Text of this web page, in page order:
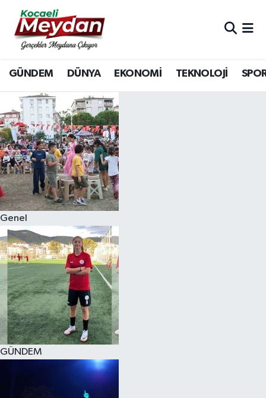
GÜNDEM DÜNYA EKONOMİ TEKNOLOJİ
Genel
GÜNDEM
Nöbetçi Eczaneler
Hava Durumu
Trafik Durumu
Süper Lig Puan Durumu ve Fikstür
Tüm Manşetler
Son Dakika Haberleri
Haber Arşivi